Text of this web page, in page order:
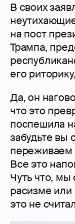
В своих
на пост
Трампа,
его
Да, он
что это
поспешила
забудьте вы
переживаем
Все это
Чуть что, мы
расизме
это не